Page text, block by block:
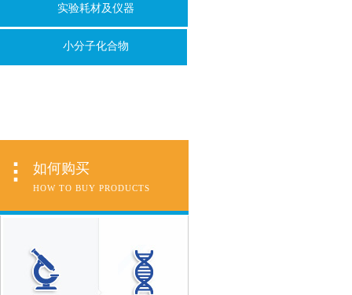
实验耗材及仪器
小分子化合物
如何购买
HOW TO BUY PRODUCTS